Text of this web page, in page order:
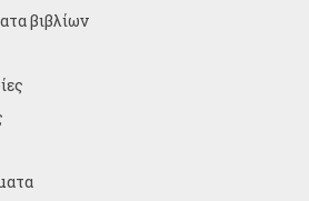
βιβλίων